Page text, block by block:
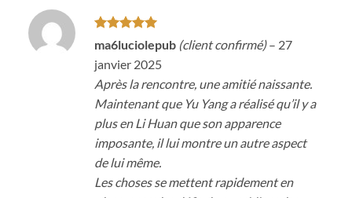
Note5sur
5
ma6luciolepub (client confirmé) – 27
janvier 2025
Après la rencontre, une amitié naissante.
Maintenant que Yu Yang a réalisé qu’il y a
plus en Li Huan que son apparence
imposante, il lui montre un autre aspect
de lui même.
Les choses se mettent rapidement en